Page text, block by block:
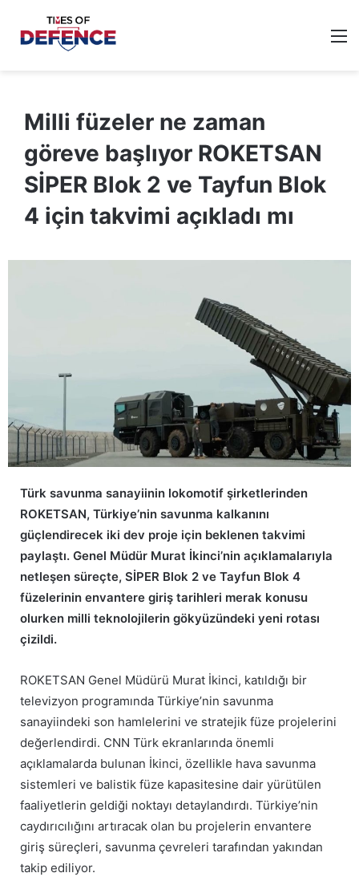
Milli füzeler ne zaman
göreve başlıyor ROKETSAN
SİPER Blok 2 ve Tayfun Blok
4 için takvimi açıkladı mı
Türk savunma sanayiinin lokomotif şirketlerinden
ROKETSAN, Türkiye’nin savunma kalkanını
güçlendirecek iki dev proje için beklenen takvimi
paylaştı. Genel Müdür Murat İkinci’nin açıklamalarıyla
netleşen süreçte, SİPER Blok 2 ve Tayfun Blok 4
füzelerinin envantere giriş tarihleri merak konusu
olurken milli teknolojilerin gökyüzündeki yeni rotası
çizildi.
ROKETSAN Genel Müdürü Murat İkinci, katıldığı bir
televizyon programında Türkiye’nin savunma
sanayiindeki son hamlelerini ve stratejik füze projelerini
değerlendirdi. CNN Türk ekranlarında önemli
açıklamalarda bulunan İkinci, özellikle hava savunma
sistemleri ve balistik füze kapasitesine dair yürütülen
faaliyetlerin geldiği noktayı detaylandırdı. Türkiye’nin
caydırıcılığını artıracak olan bu projelerin envantere
giriş süreçleri, savunma çevreleri tarafından yakından
takip ediliyor.